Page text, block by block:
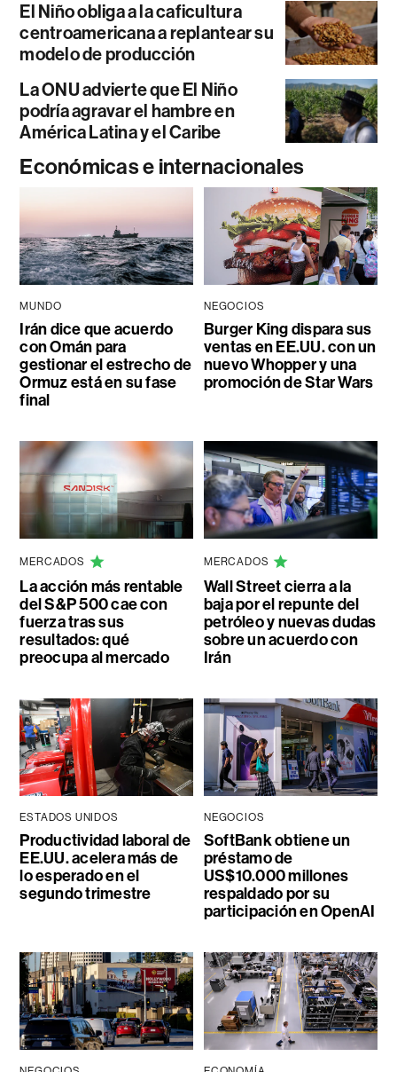
El Niño obliga a la caficultura
centroamericana a replantear su
modelo de producción
La ONU advierte que El Niño
podría agravar el hambre en
América Latina y el Caribe
Económicas e internacionales
MUNDO
Irán dice que acuerdo
con Omán para
gestionar el estrecho de
Ormuz está en su fase
final
NEGOCIOS
Burger King dispara sus
ventas en EE.UU. con un
nuevo Whopper y una
promoción de Star Wars
MERCADOS
La acción más rentable
del S&P 500 cae con
fuerza tras sus
resultados: qué
preocupa al mercado
MERCADOS
Wall Street cierra a la
baja por el repunte del
petróleo y nuevas dudas
sobre un acuerdo con
Irán
ESTADOS UNIDOS
Productividad laboral de
EE.UU. acelera más de
lo esperado en el
segundo trimestre
NEGOCIOS
SoftBank obtiene un
préstamo de
US$10.000 millones
respaldado por su
participación en OpenAI